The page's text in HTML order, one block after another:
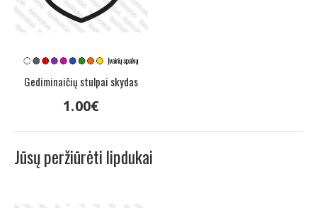
Gediminaičių stulpai skydas
1.00€
Jūsų peržiūrėti lipdukai